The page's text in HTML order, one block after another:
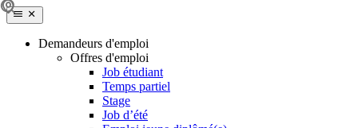
Demandeurs d'emploi
Offres d'emploi
Job étudiant
Temps partiel
Stage
Job d’été